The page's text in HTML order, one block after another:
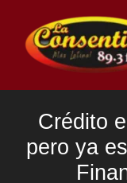
contenido
Crédito
pero ya